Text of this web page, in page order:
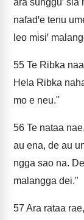
ara sungguꞌ sia
nafadꞌe tenu
leo misiꞌ
55 Te Ribka
Hela Ribka
mo e neu."
56 Te nataa
au ena, de au
ngga sao na. De
malangga dei."
57 Ara rataa